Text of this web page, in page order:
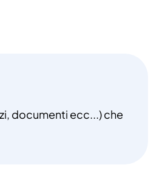
documenti ecc...) che